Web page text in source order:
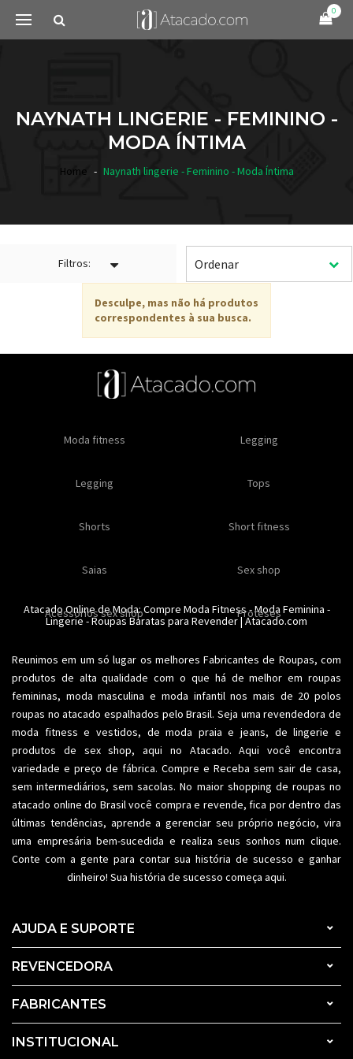
0
NAYNATH LINGERIE - FEMININO -
MODA ÍNTIMA
Home Naynath lingerie - Feminino - Moda Íntima
Filtros:
Desculpe, mas não há produtos
correspondentes à sua busca.
Especial natal Toda loja
Feminino Moda feminina
Moda feminina Moda íntima
Moda fitness Moda praia
Plus size Acessórios femininos
Masculino Moda masculino
Moda masculina Moda intima masculina
Acessórios masculinos Moda íntima
Calcinhas Soutiens
Conjuntos Modeladores
Moda fitness Legging
Legging Tops
Shorts Short fitness
Saias Sex shop
Acessorios sex shop Proteses
Oleos e cremes Comestiveis
Kits Lançamentos
Ofertas Roupas para revender
Atacado Online de Moda: Compre Moda Fitness-Moda Feminina -
Lingerie-Roupas Baratas para Revender| Atacado.com
Reunimos em um só lugar os melhoresFabricantes de Roupas, com
produtos de alta qualidade com o que há de melhor em roupas
femininas, moda masculina e moda infantil nos mais de 20 polos
roupas no atacado espalhados pelo Brasil. Seja uma revendedora de
moda fitness e vestidos, de moda praia e jeans, de lingerie e
produtos de sex shop, aqui no Atacado. Aqui você encontra
variedade e preço de fábrica. Compre e Receba sem sair de casa,
sem intermediários, sem sacolas. No maior shopping de roupas no
atacado online do Brasil você compra e revende, fica por dentro das
últimas tendências, aprende a gerenciar seu próprio negócio, vira
uma empresária bem-sucedida e realiza seus sonhos num clique.
Conte com a gente para contar sua história de sucesso e ganhar
dinheiro! Sua história de sucesso começa aqui.
AJUDA E SUPORTE
REVENCEDORA
FABRICANTES
INSTITUCIONAL